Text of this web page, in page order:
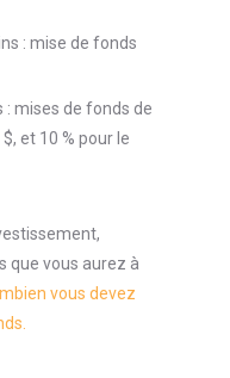
: mise de fonds
: mises de fonds de
et 10 % pour le
que vous aurez à
vous devez